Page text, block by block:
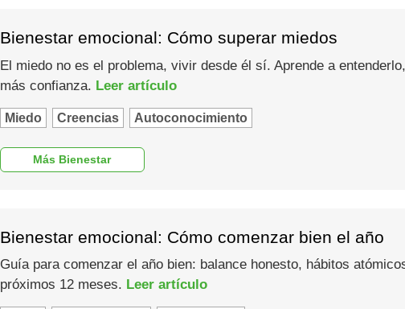
Bienestar emocional: Cómo superar miedos
El miedo no es el problema, vivir desde él sí. Aprende a
más confianza. Leer artículo
Miedo Creencias Autoconocimiento
Más Bienestar
Bienestar emocional: Cómo comenzar bien el año
Guía para comenzar el año bien: balance honesto, hábitos
próximos 12 meses. Leer artículo